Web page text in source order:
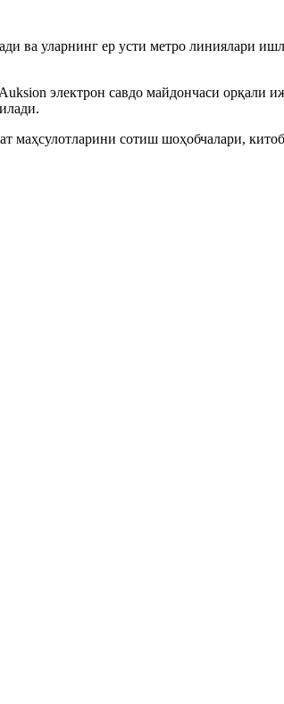
ва уларнинг ер усти метро линиялари
электрон савдо майдончаси орқали
маҳсулотларини сотиш шоҳобчалари,